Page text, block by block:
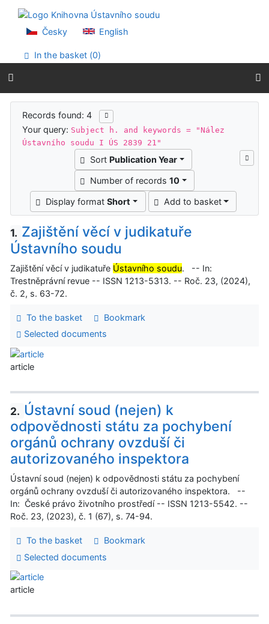
Go to menu
Accessibility declaration
Česky English
In the basket (0)
Search results
Records found: 4
Your query: Subject h. and keywords = "Nález
Ústavního soudu I ÚS 2839 21"
Sort Publication Year
Number of records 10
Display formatShort Add to basket
1. Zajištění věcí v judikatuře
Ústavního soudu
Zajištění věcí v judikatuře Ústavního soudu. -- In:
Trestněprávní revue -- ISSN 1213-5313. -- Roč. 23, (2024),
č. 2, s. 63-72.
To the basket
Bookmark
Selected documents
article
2. Ústavní soud (nejen) k
odpovědnosti státu za pochybení
orgánů ochrany ovzduší či
autorizovaného inspektora
Ústavní soud (nejen) k odpovědnosti státu za pochybení
orgánů ochrany ovzduší či autorizovaného inspektora. --
In: České právo životního prostředí -- ISSN 1213-5542. --
Roč. 23, (2023), č. 1 (67), s. 74-94.
To the basket
Bookmark
Selected documents
article